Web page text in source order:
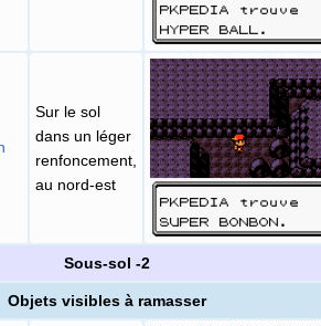
Sur le sol
dans un léger
renfoncement,
au nord-est
Sous-sol -2
Objets visibles à ramasser